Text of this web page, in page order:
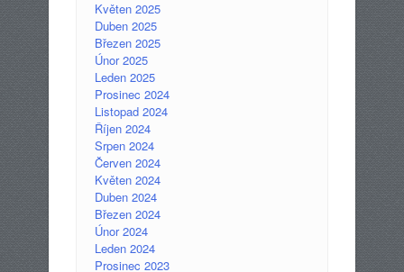
Květen 2025
Duben 2025
Březen 2025
Únor 2025
Leden 2025
Prosinec 2024
Listopad 2024
Říjen 2024
Srpen 2024
Červen 2024
Květen 2024
Duben 2024
Březen 2024
Únor 2024
Leden 2024
Prosinec 2023